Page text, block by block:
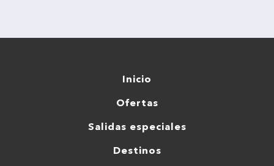
Inicio
Ofertas
Salidas especiales
Destinos